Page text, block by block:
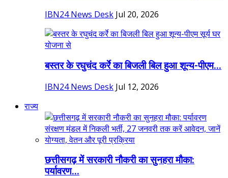
IBN24 News Desk Jul 20, 2026
बस्तर के रघुचंद कर्रे का बिजली बिल हुआ शून्य-पीएम...
IBN24 News Desk Jul 12, 2026
राज्य
छत्तीसगढ़ में सरकारी नौकरी का सुनहरा मौका:
पर्यावरण...